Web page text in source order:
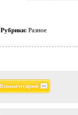
Рубрики: Разное